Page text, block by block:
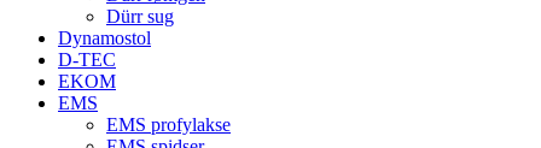
Dürr sug
Dynamostol
D-TEC
EKOM
EMS
EMS profylakse